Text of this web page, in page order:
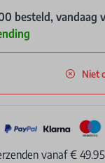
besteld, vandaag
Niet
vanaf € 49.95